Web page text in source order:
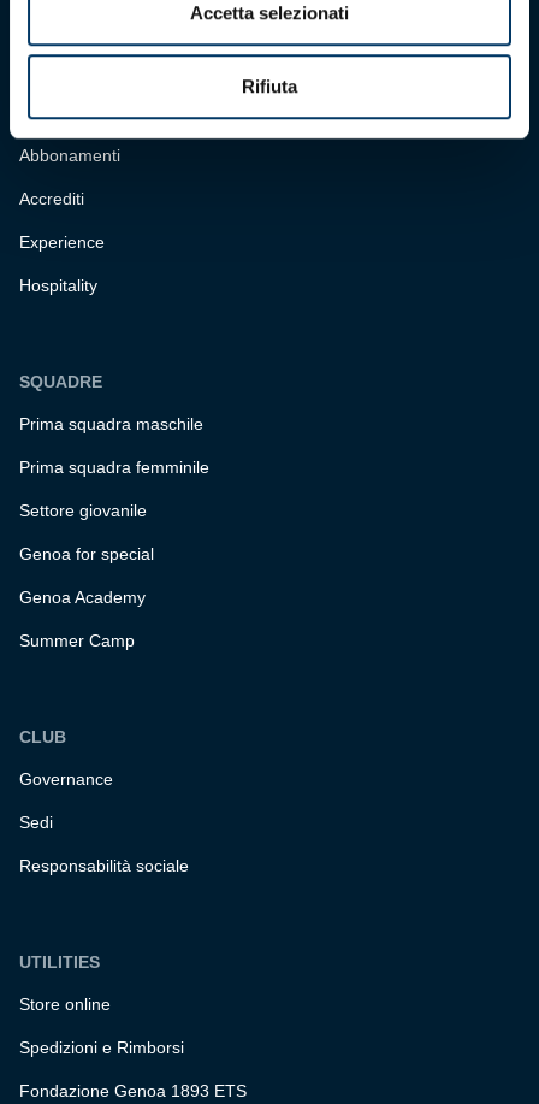
Accetta selezionati
Rifiuta
Biglietteria
Abbonamenti
Accrediti
Experience
Hospitality
SQUADRE
Prima squadra maschile
Prima squadra femminile
Settore giovanile
Genoa for special
Genoa Academy
Summer Camp
CLUB
Governance
Sedi
Responsabilità sociale
UTILITIES
Store online
Spedizioni e Rimborsi
Fondazione Genoa 1893 ETS